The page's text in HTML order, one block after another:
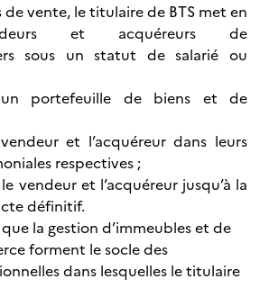
de vente, le titulaire de BTS met en
et acquéreurs de
sous un statut de salarié ou
portefeuille de biens et de
et l’acquéreur dans leurs
respectives ;
vendeur et l’acquéreur jusqu’à la
définitif.
que la gestion d’immeubles et de
forment le socle des
dans lesquelles le titulaire